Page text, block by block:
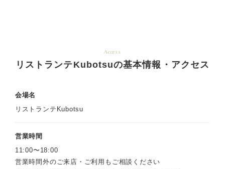
Access
リストランテKubotsuの基本情報・アクセス
会場名
リストランテKubotsu
営業時間
11:00〜18:00
営業時間外のご来店・ご利用もご相談ください